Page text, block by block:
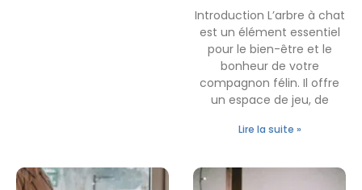
Introduction L’arbre à chat
est un élément essentiel
pour le bien-être et le
bonheur de votre
compagnon félin. Il offre
un espace de jeu, de
Lire la suite »